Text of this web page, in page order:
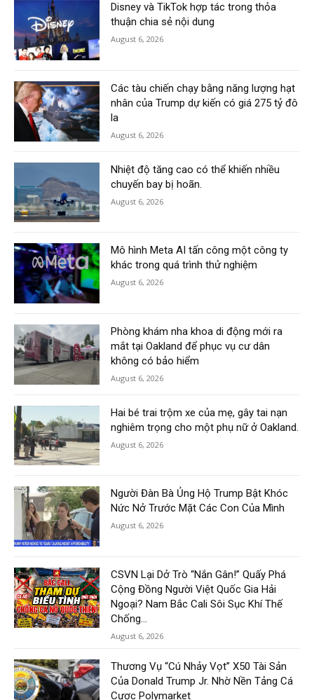
Disney và TikTok hợp tác trong thỏa
thuận chia sẻ nội dung
August 6, 2026
Các tàu chiến chạy bằng năng lượng hạt
nhân của Trump dự kiến có giá 275 tỷ đô
la
August 6, 2026
Nhiệt độ tăng cao có thể khiến nhiều
chuyến bay bị hoãn.
August 6, 2026
Mô hình Meta AI tấn công một công ty
khác trong quá trình thử nghiệm
August 6, 2026
Phòng khám nha khoa di động mới ra
mắt tại Oakland để phục vụ cư dân
không có bảo hiểm
August 6, 2026
Hai bé trai trộm xe của mẹ, gây tai nạn
nghiêm trọng cho một phụ nữ ở Oakland.
August 6, 2026
Người Đàn Bà Ủng Hộ Trump Bật Khóc
Nức Nở Trước Mặt Các Con Của Mình
August 6, 2026
CSVN Lại Dở Trò “Nắn Gân!” Quấy Phá
Cộng Đồng Người Việt Quốc Gia Hải
Ngoại? Nam Bắc Cali Sôi Sục Khí Thế
Chống...
August 6, 2026
Thương Vụ “Cú Nhảy Vọt” X50 Tài Sản
Của Donald Trump Jr. Nhờ Nền Tảng Cá
Cược Polymarket